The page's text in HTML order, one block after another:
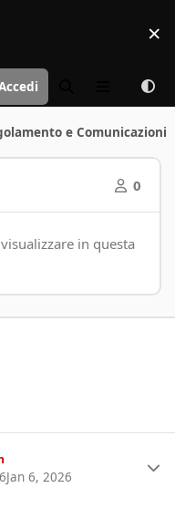
×
Motorsport Media
e Comunicazioni
0
in questa
Jan 6, 2026